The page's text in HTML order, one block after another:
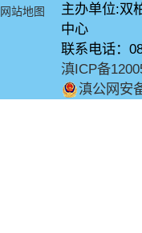
网站地图
主办单位:双
中心
联系电话：
滇ICP备
滇公网安